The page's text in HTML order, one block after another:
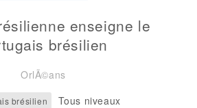
enseigne le
brésilien
OrlÃ©ans
brésilien Tous niveaux